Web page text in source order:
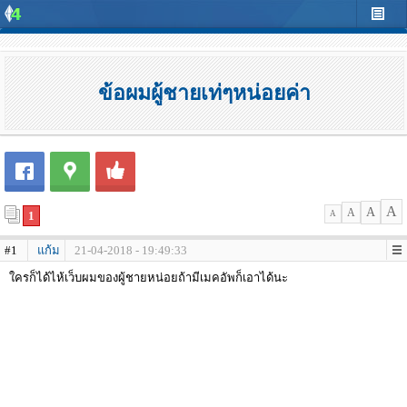
ข้อผมผู้ชายเท่ๆหน่อยค่า
1 A A A A
#1 แก้ม
21-04-2018 - 19:49:33
ใครก็ได้ไห้เว็บผมของผู้ชายหน่อยถ้ามีเมคอัพก็เอาได้นะ